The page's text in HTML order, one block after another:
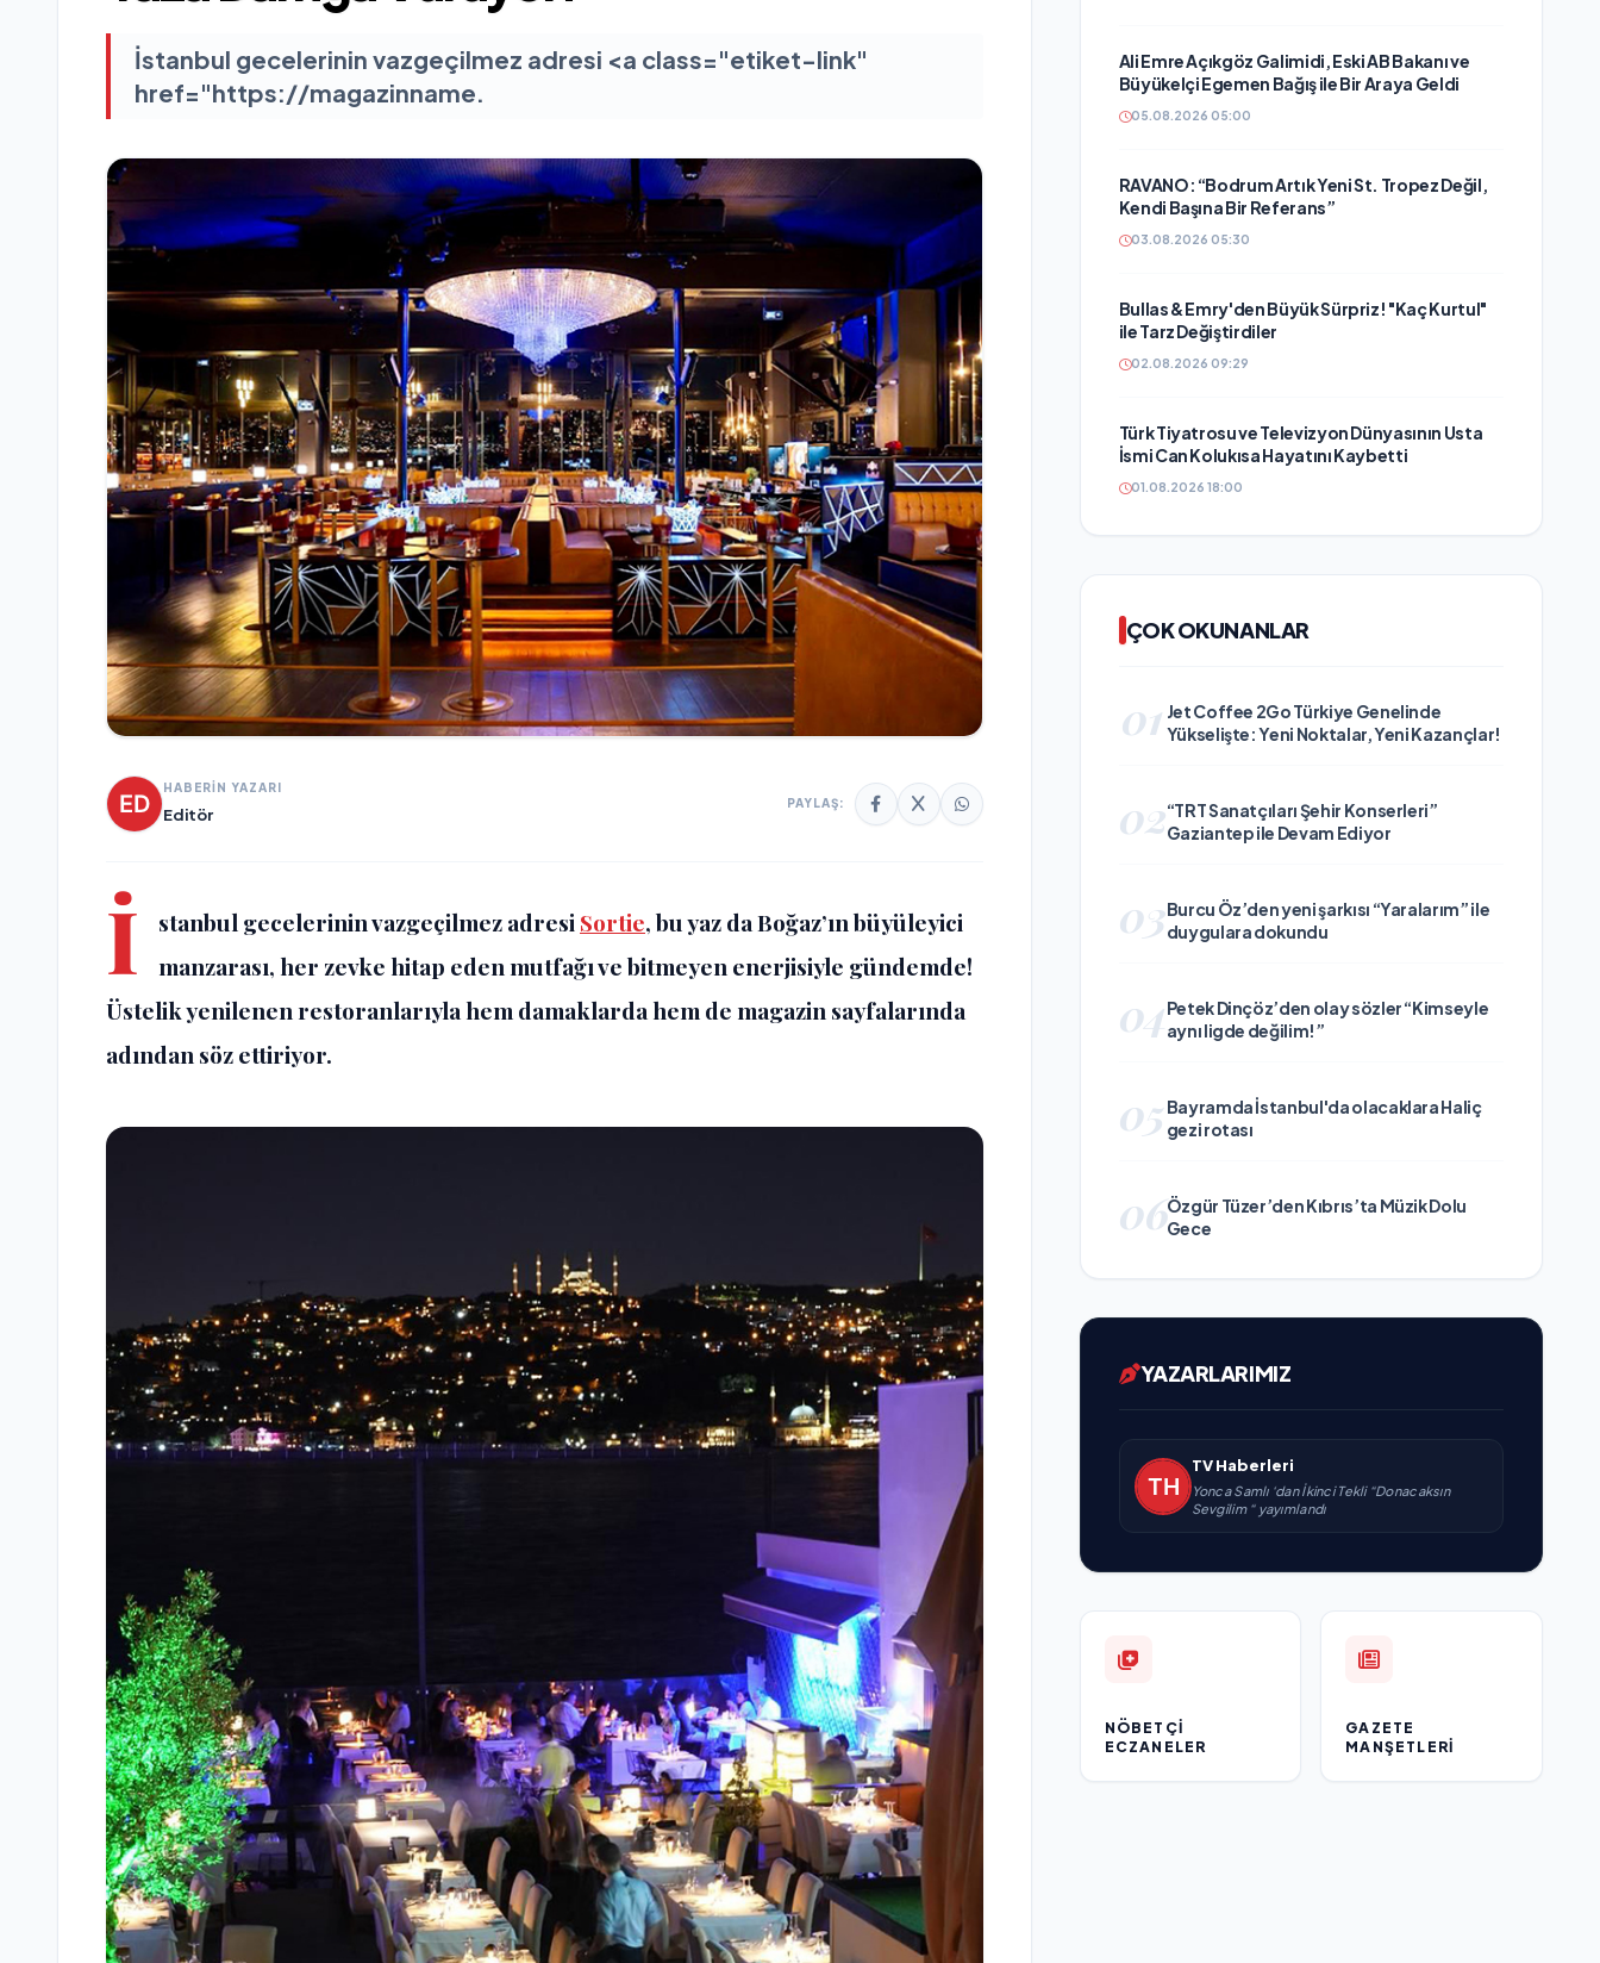
İstanbul gecelerinin vazgeçilmez adresi <a class="etiket-link"
href="https://magazinname.
HABERİN YAZARI
Editör
PAYLAŞ:
İ stanbul gecelerinin vazgeçilmez adresi Sortie, bu yaz da Boğaz’ın büyüleyici
manzarası, her zevke hitap eden mutfağı ve bitmeyen enerjisiyle gündemde!
Üstelik yenilenen restoranlarıyla hem damaklarda hem de magazin sayfalarında
adından söz ettiriyor.
Ali Emre Açıkgöz Galimidi, Eski AB Bakanı ve
Büyükelçi Egemen Bağış ile Bir Araya Geldi
05.08.2026 05:00
RAVANO: “Bodrum Artık Yeni St. Tropez Değil,
Kendi Başına Bir Referans”
03.08.2026 05:30
Bullas & Emry'den Büyük Sürpriz! "Kaç Kurtul"
ile Tarz Değiştirdiler
02.08.2026 09:29
Türk Tiyatrosu ve Televizyon Dünyasının Usta
İsmi Can Kolukısa Hayatını Kaybetti
01.08.2026 18:00
ÇOK OKUNANLAR
01 Jet Coffee 2Go Türkiye Genelinde
Yükselişte: Yeni Noktalar, Yeni Kazançlar!
02“TRT Sanatçıları Şehir Konserleri”
Gaziantep ile Devam Ediyor
03Burcu Öz’den yeni şarkısı “Yaralarım” ile
duygulara dokundu
04Petek Dinçöz’den olay sözler “Kimseyle
aynı ligde değilim!”
05 Bayramda İstanbul'da olacaklara Haliç
gezi rotası
06Özgür Tüzer’den Kıbrıs’ta Müzik Dolu
Gece
YAZARLARIMIZ
TV Haberleri
Yonca Samlı ‘dan İkinci Tekli “Donacaksın
Sevgilim “ yayımlandı
NÖBETÇI
ECZANELER
GAZETE
MANŞETLERI